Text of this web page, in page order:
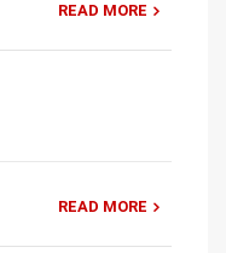
READ MORE
READ MORE